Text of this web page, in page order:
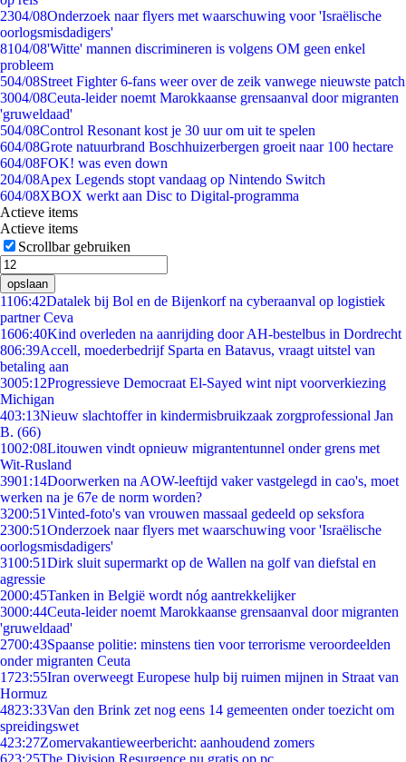
2304/08Onderzoek naar flyers met waarschuwing voor 'Israëlische
oorlogsmisdadigers'
8104/08'Witte' mannen discrimineren is volgens OM geen enkel
probleem
504/08Street Fighter 6-fans weer over de zeik vanwege nieuwste patch
3004/08Ceuta-leider noemt Marokkaanse grensaanval door migranten
'gruweldaad'
504/08Control Resonant kost je 30 uur om uit te spelen
604/08Grote natuurbrand Boschhuizerbergen groeit naar 100 hectare
604/08FOK! was even down
204/08Apex Legends stopt vandaag op Nintendo Switch
604/08XBOX werkt aan Disc to Digital-programma
Actieve items
Actieve items
Scrollbar gebruiken
opslaan
1106:42Datalek bij Bol en de Bijenkorf na cyberaanval op logistiek
partner Ceva
1606:40Kind overleden na aanrijding door AH-bestelbus in Dordrecht
806:39Accell, moederbedrijf Sparta en Batavus, vraagt uitstel van
betaling aan
3005:12Progressieve Democraat El-Sayed wint nipt voorverkiezing
Michigan
403:13Nieuw slachtoffer in kindermisbruikzaak zorgprofessional Jan
B. (66)
1002:08Litouwen vindt opnieuw migrantentunnel onder grens met
Wit-Rusland
3901:14Doorwerken na AOW-leeftijd vaker vastgelegd in cao's, moet
werken na je 67e de norm worden?
3200:51Vinted-foto's van vrouwen massaal gedeeld op seksfora
2300:51Onderzoek naar flyers met waarschuwing voor 'Israëlische
oorlogsmisdadigers'
3100:51Dirk sluit supermarkt op de Wallen na golf van diefstal en
agressie
2000:45Tanken in België wordt nóg aantrekkelijker
3000:44Ceuta-leider noemt Marokkaanse grensaanval door migranten
'gruweldaad'
2700:43Spaanse politie: minstens tien voor terrorisme veroordeelden
onder migranten Ceuta
1723:55Iran overweegt Europese hulp bij ruimen mijnen in Straat van
Hormuz
4823:33Van den Brink zet nog eens 14 gemeenten onder toezicht om
spreidingswet
423:27Zomervakantieweerbericht: aanhoudend zomers
623:25The Division Resurgence nu gratis op pc